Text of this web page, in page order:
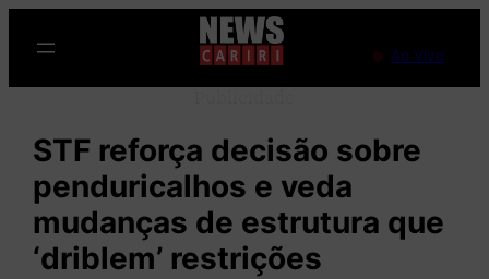
para
o
Ao Vivo
STF reforça decisão sobre
penduricalhos e veda
mudanças de estrutura que
‘driblem’ restrições